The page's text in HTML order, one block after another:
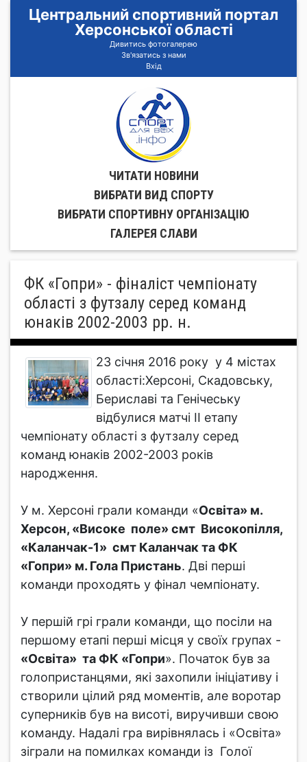
Центральний спортивний портал
Херсонської області
Дивитись фотогалерею
Зв'язатись з нами
Вхід
ЧИТАТИ НОВИНИ
ВИБРАТИ ВИД СПОРТУ
ВИБРАТИ СПОРТИВНУ ОРГАНIЗАЦIЮ
ГАЛЕРЕЯ СЛАВИ
ФК «Гопри» - фіналіст чемпіонату
області з футзалу серед команд
юнаків 2002-2003 рр. н.
23 січня 2016 року у 4 містах
області:Херсоні, Скадовську,
Бериславі та Генічеську
відбулися матчі ІІ етапу
чемпіонату області з футзалу серед
команд юнаків 2002-2003 років
народження.
У м. Херсоні грали команди «Освіта» м.
Херсон, «Високе поле» смт Високопілля,
«Каланчак-1» смт Каланчак та ФК
«Гопри» м. Гола Пристань. Дві перші
команди проходять у фінал чемпіонату.
У першій грі грали команди, що посіли на
першому етапі перші місця у своїх групах -
«Освіта» та ФК «Гопри». Початок був за
голопристанцями, які захопили ініціативу і
створили цілий ряд моментів, але воротар
суперників був на висоті, виручивши свою
команду. Надалі гра вирівнялась і «Освіта»
зіграли на помилках команди із Голої